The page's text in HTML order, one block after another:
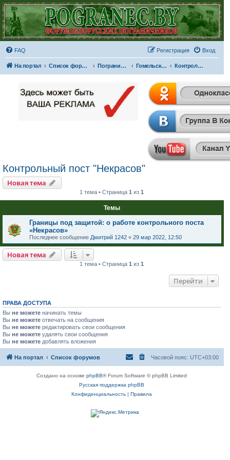
FAQ Вход
Регистрация
На портал Список форумов Пограничные отряды и части Гомельская пограничная группа Контрольный пост "Некрасов"
Контрольный пост "Некрасов"
Новая тема
1 тема • Страница1 из1
Темы
Границы под защитой: о работе контрольного поста
«Некрасов»
Последнее сообщение Дмитрий 1242 « 29 мар 2022, 12:50
Новая тема
1 тема • Страница1 из1
Перейти
ПРАВА ДОСТУПА
Вы не можете начинать темы
Вы не можете отвечать на сообщения
Вы не можете редактировать свои сообщения
Вы не можете удалять свои сообщения
Вы не можете добавлять вложения
На портал Список форумов Часовой пояс: UTC+03:00
Создано на основеphpBB® Forum Software © phpBB Limited
Русская поддержка phpBB
Конфиденциальность |Правила